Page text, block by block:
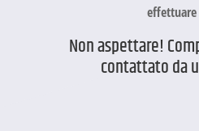
Non aspettare!
contattato da